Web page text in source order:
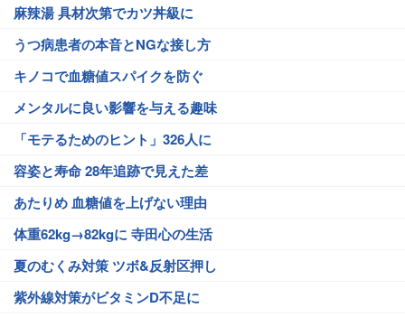
麻辣湯 具材次第でカツ丼級に
うつ病患者の本音とNGな接し方
キノコで血糖値スパイクを防ぐ
メンタルに良い影響を与える趣味
「モテるためのヒント」326人に
容姿と寿命 28年追跡で見えた差
あたりめ 血糖値を上げない理由
体重62kg→82kgに 寺田心の生活
夏のむくみ対策 ツボ&反射区押し
紫外線対策がビタミンD不足に